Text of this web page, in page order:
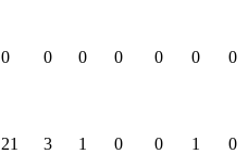
0 0 0 0 0 0
0
21 3 1 0 0 1
0